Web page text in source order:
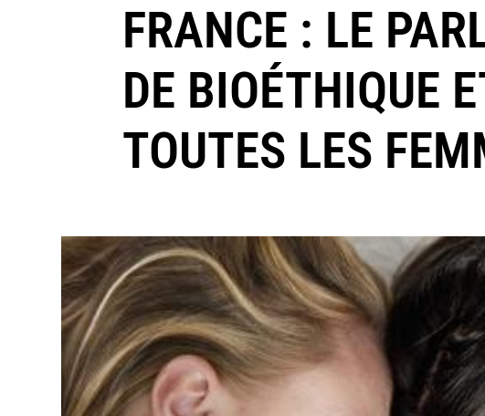
FRANCE : LE
DE BIOÉTHIQUE
TOUTES LES